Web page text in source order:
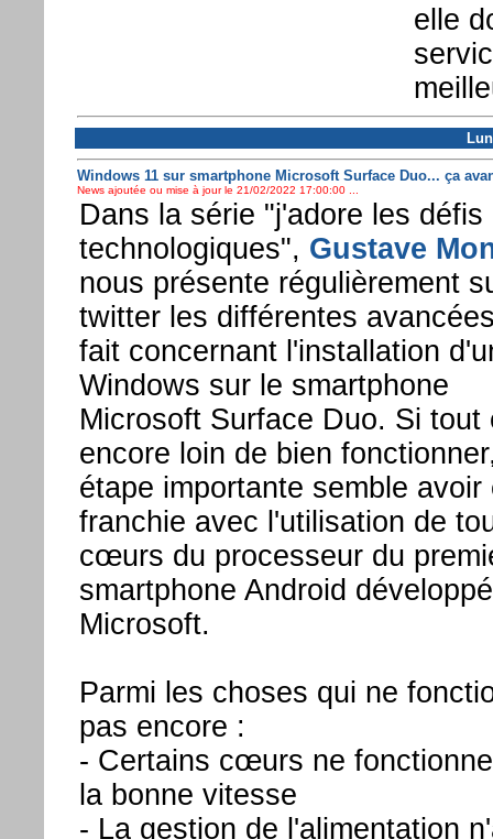
elle
Windows 11 sur smartphone Microsoft Surface Duo... ça
News ajoutée ou mise à jour le 21/02/2022 17:00:00 ...
Dans la série "j'adore les défis
technologiques", Gustave
nous présente régulièrement
twitter les différentes
fait concernant l'installation
Windows sur le smartphone
Microsoft Surface Duo. Si tout
encore loin de bien
étape importante semble avoir
franchie avec l'utilisation de
cœurs du processeur du
smartphone Android
Microsoft.
Parmi les choses qui ne
pas encore :
- Certains cœurs ne
la bonne vitesse
- La gestion de l'alimentation